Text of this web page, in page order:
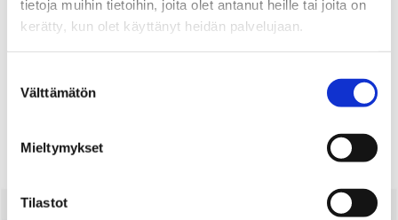
tietoja muihin tietoihin, joita olet antanut heille tai joita on
kerätty, kun olet käyttänyt heidän palvelujaan.
valinta
Välttämätön
Mieltymykset
Tilastot
Uutiset